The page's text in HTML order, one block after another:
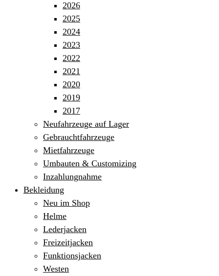
2026
2025
2024
2023
2022
2021
2020
2019
2017
Neufahrzeuge auf Lager
Gebrauchtfahrzeuge
Mietfahrzeuge
Umbauten & Customizing
Inzahlungnahme
Bekleidung
Neu im Shop
Helme
Lederjacken
Freizeitjacken
Funktionsjacken
Westen